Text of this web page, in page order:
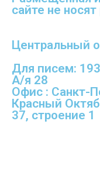
сайте не
Центральный
Для писем:
А/я 28
Офис : Санкт-
Красный
37, строение 1